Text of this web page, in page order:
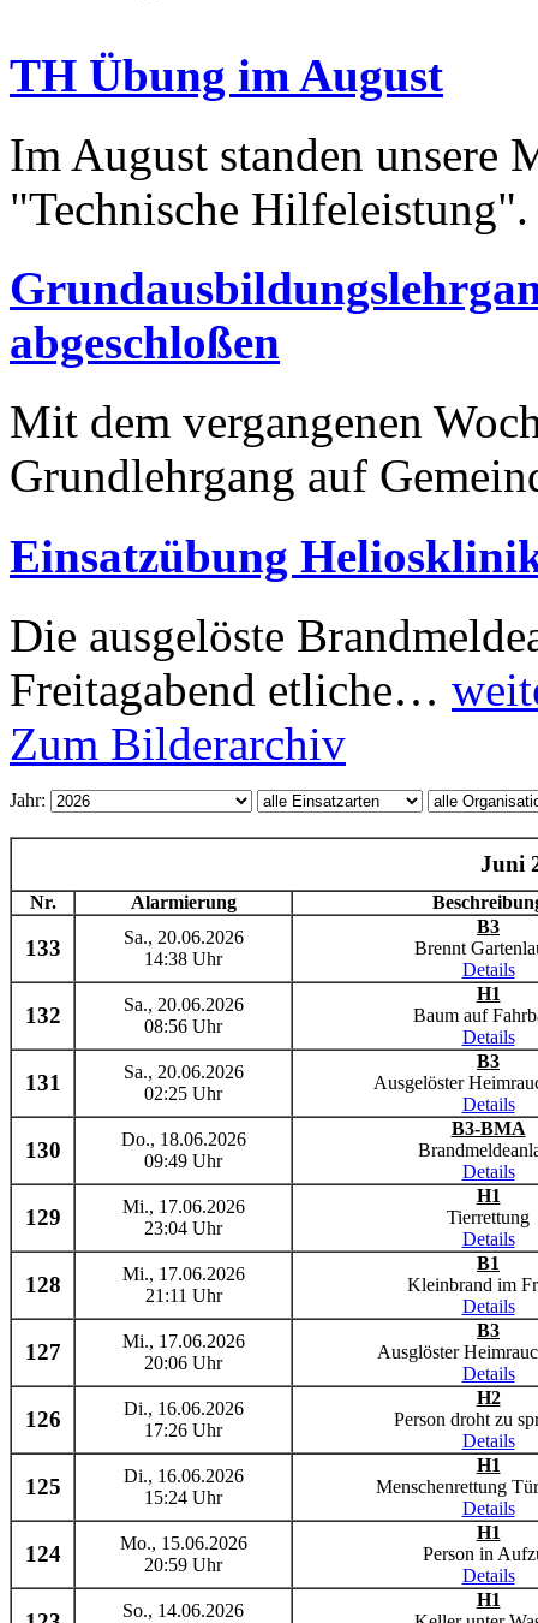
TH Übung im August
Im August standen unsere
"Technische
abgeschloßen
Mit dem vergangenen
Grundlehrgang auf
Einsatzübung
Die ausgelöste
Freitagabend etliche…
Zum Bilderarchiv
Jahr:
Juni
Nr. Alarmierung
133
Sa., 20.06.2026
14:38 Uhr
B3
Brennt
Details
132
Sa., 20.06.2026
08:56 Uhr
H1
Baum auf
Details
131
Sa., 20.06.2026
02:25 Uhr
B3
Ausgelöster
Details
130
Do., 18.06.2026
09:49 Uhr
B3-BMA
Details
129
Mi., 17.06.2026
23:04 Uhr
H1
Tierrettung
Details
128
Mi., 17.06.2026
21:11 Uhr
B1
Kleinbrand im
Details
127
Mi., 17.06.2026
20:06 Uhr
B3
Ausglöster
Details
126
Di., 16.06.2026
17:26 Uhr
H2
Person droht zu
Details
125
Di., 16.06.2026
15:24 Uhr
H1
Menschenrettung
Details
124
Mo., 15.06.2026
20:59 Uhr
H1
Person in
Details
So., 14.06.2026
H1